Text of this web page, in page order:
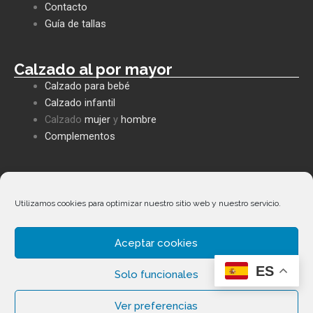
Utilizamos cookies para optimizar nuestro sitio web y nuestro servicio.
Aceptar cookies
Solo funcionales
Ver preferencias
FacebookWhatsappEnvelope
Contacto
Guía de tallas
Calzado al por mayor
Calzado para bebé
Calzado infantil
Calzado mujery hombre
Complementos
Política de privacidad
Términos y condiciones
ES